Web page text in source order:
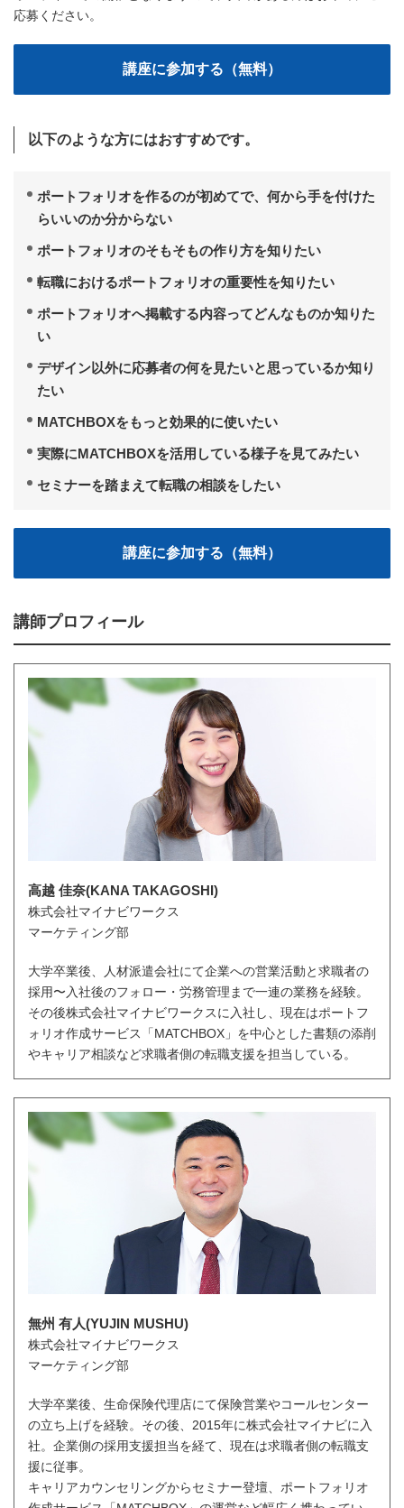
応募ください。
以下のような方にはおすすめです。
ポートフォリオを作るのが初めてで、何から手を付けた
らいいのか分からない
ポートフォリオのそもそもの作り方を知りたい
転職におけるポートフォリオの重要性を知りたい
ポートフォリオへ掲載する内容ってどんなものか知りた
い
デザイン以外に応募者の何を見たいと思っているか知り
たい
MATCHBOXをもっと効果的に使いたい
実際にMATCHBOXを活用している様子を見てみたい
セミナーを踏まえて転職の相談をしたい
講師プロフィール
高越 佳奈(KANA TAKAGOSHI)
株式会社マイナビワークス
マーケティング部
大学卒業後、人材派遣会社にて企業への営業活動と求職者の
採用〜入社後のフォロー・労務管理まで一連の業務を経験。
その後株式会社マイナビワークスに入社し、現在はポートフ
ォリオ作成サービス「MATCHBOX」を中心とした書類の添削
やキャリア相談など求職者側の転職支援を担当している。
無州 有人(YUJIN MUSHU)
株式会社マイナビワークス
マーケティング部
大学卒業後、生命保険代理店にて保険営業やコールセンター
の立ち上げを経験。その後、2015年に株式会社マイナビに入
社。企業側の採用支援担当を経て、現在は求職者側の転職支
援に従事。
キャリアカウンセリングからセミナー登壇、ポートフォリオ